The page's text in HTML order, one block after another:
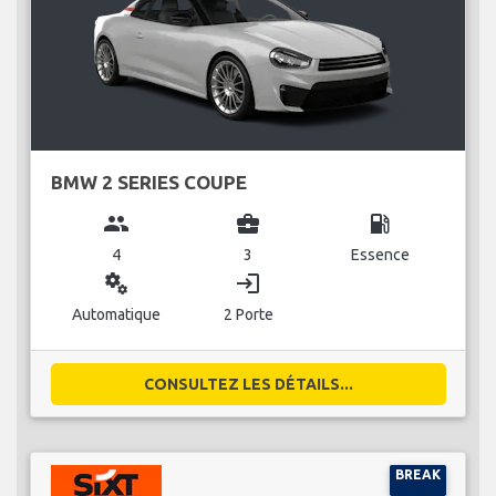
BMW 2 SERIES COUPE
group
4
business_center
3
local_gas_station
Essence
miscellaneous_services
Automatique
login
2 Porte
CONSULTEZ LES DÉTAILS...
BREAK